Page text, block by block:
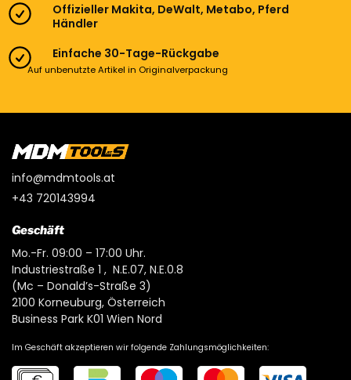
Offizieller Makita, DeWalt, Metabo, Pferd
Händler
Einfache 30-Tage-Rückgabe
Auf unbenutzte Artikel in Originalverpackung
info@mdmtools.at
+43 720143994
Geschäft
Mo.-Fr. 09:00 – 17:00 Uhr.
Industriestraße 1 , N.E.07, N.E.0.8
(Mc – Donald’s-Straße 3)
2100 Korneuburg, Österreich
Business Park K01 Wien Nord
Im Geschäft akzeptieren wir folgende Zahlungsmöglichkeiten: